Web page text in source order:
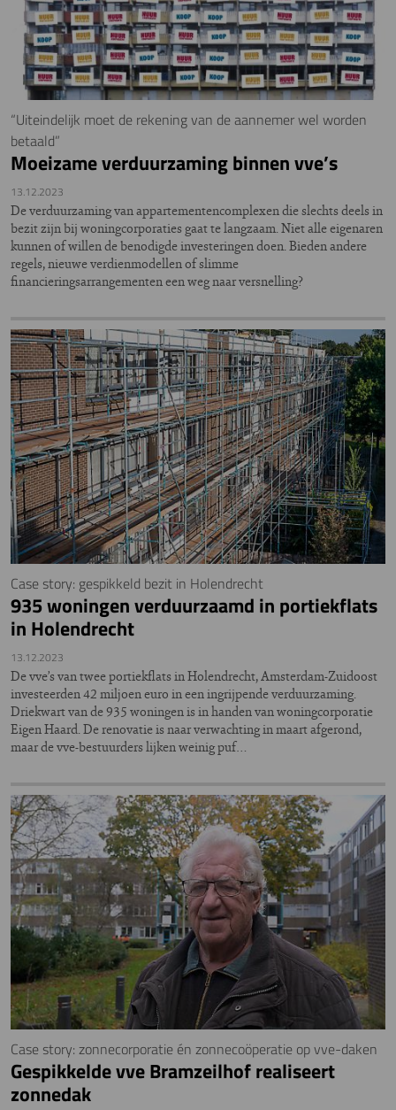
“Uiteindelijk moet de rekening van de aannemer wel worden
betaald”
Moeizame verduurzaming binnen vve’s
13.12.2023
De verduurzaming van appartementencomplexen die slechts deels in
bezit zijn bij woningcorporaties gaat te langzaam. Niet alle eigenaren
kunnen of willen de benodigde investeringen doen. Bieden andere
regels, nieuwe verdienmodellen of slimme
financieringsarrangementen een weg naar versnelling?
Case story: gespikkeld bezit in Holendrecht
935 woningen verduurzaamd in portiekflats
in Holendrecht
13.12.2023
De vve’s van twee portiekflats in Holendrecht, Amsterdam-Zuidoost
investeerden 42 miljoen euro in een ingrijpende verduurzaming.
Driekwart van de 935 woningen is in handen van woningcorporatie
Eigen Haard. De renovatie is naar verwachting in maart afgerond,
maar de vve-bestuurders lijken weinig puf…
Case story: zonnecorporatie én zonnecoöperatie op vve-daken
Gespikkelde vve Bramzeilhof realiseert
zonnedak